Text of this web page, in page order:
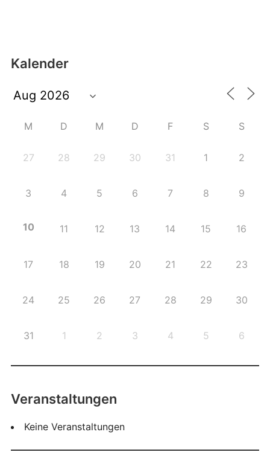
Kalender
M D M D F S S
27 28 29 30 31 1 2
3 4 5 6 7 8 9
10 11 12 13 14 15 16
17 18 19 20 21 22 23
24 25 26 27 28 29 30
31 1 2 3 4 5 6
Veranstaltungen
Keine Veranstaltungen